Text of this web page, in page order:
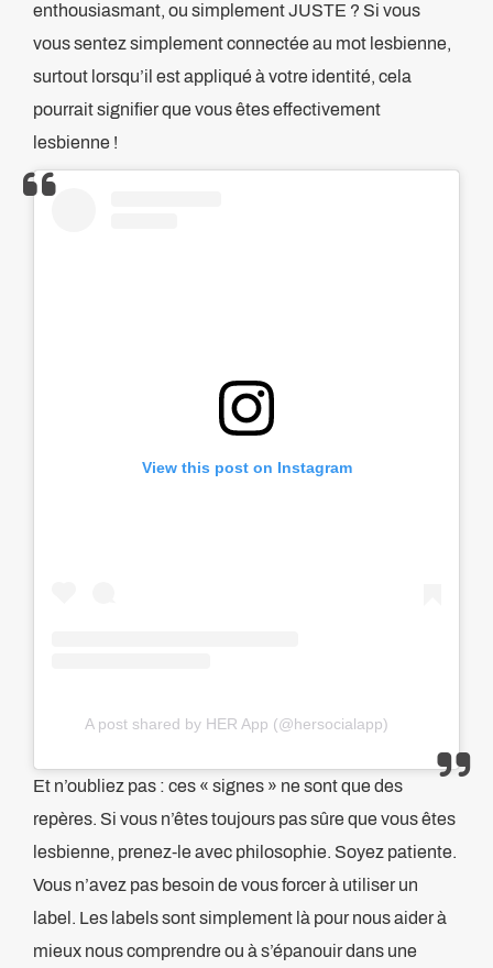
enthousiasmant, ou simplement JUSTE ? Si vous
vous sentez simplement connectée au mot lesbienne,
surtout lorsqu’il est appliqué à votre identité, cela
pourrait signifier que vous êtes effectivement
lesbienne !
View this post on Instagram
A post shared by HER App (@hersocialapp)
Et n’oubliez pas : ces « signes » ne sont que des
repères. Si vous n’êtes toujours pas sûre que vous êtes
lesbienne, prenez-le avec philosophie. Soyez patiente.
Vous n’avez pas besoin de vous forcer à utiliser un
label. Les labels sont simplement là pour nous aider à
mieux nous comprendre ou à s’épanouir dans une